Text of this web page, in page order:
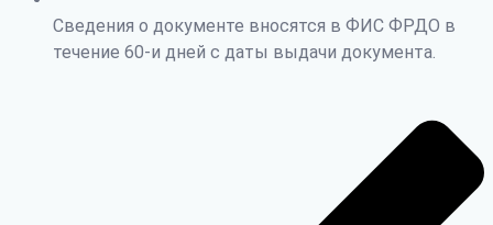
Сведения о документе вносятся в ФИС ФРДО в
течение 60-и дней с даты выдачи документа.